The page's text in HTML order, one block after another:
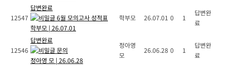
12547
답변완료
6월 모의고사 성적표
학부모 | 26.07.01
학부모 26.07.01 0 1
답변완
료
12546
답변완료
문의
정아영 모 | 26.06.28
정아영
모
26.06.28 0 1
답변완
료